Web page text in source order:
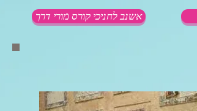
אשנב לחניכי קורס מורי דרך